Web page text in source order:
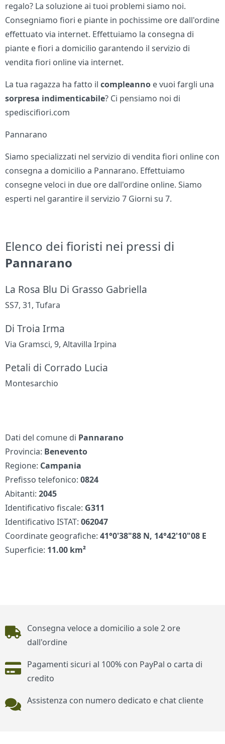
regalo? La soluzione ai tuoi problemi siamo noi.
Consegniamo fiori e piante in pochissime ore dall'ordine
effettuato via internet. Effettuiamo la consegna di
piante e fiori a domicilio garantendo il servizio di
vendita fiori online via internet.
La tua ragazza ha fatto ilcompleanno e vuoi fargli una
sorpresa indimenticabile? Ci pensiamo noi di
spediscifiori.com
Pannarano
Siamo specializzati nel servizio di vendita fiori online con
consegna a domicilio a Pannarano. Effettuiamo
consegne veloci in due ore dall'ordine online. Siamo
esperti nel garantire il servizio 7 Giorni su 7.
Elenco dei fioristi nei pressi di
Pannarano
La Rosa Blu Di Grasso Gabriella
SS7, 31, Tufara
Di Troia Irma
Via Gramsci, 9, Altavilla Irpina
Petali di Corrado Lucia
Montesarchio
Dati del comune di Pannarano
Provincia: Benevento
Regione: Campania
Prefisso telefonico:0824
Abitanti:2045
Identificativo fiscale: G311
Identificativo ISTAT:062047
Coordinate geografiche:41°0'38"88 N, 14°42'10"08 E
Superficie: 11.00 km²
Piè di pagina
Consegna veloce a domicilio a sole 2 ore
dall'ordine
Pagamenti sicuri al 100% con PayPal o carta di
credito
Assistenza con numero dedicato e chat cliente